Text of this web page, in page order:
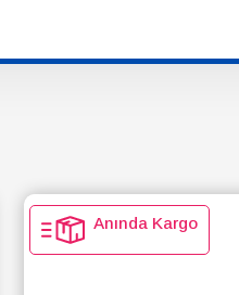
Anında Kargo